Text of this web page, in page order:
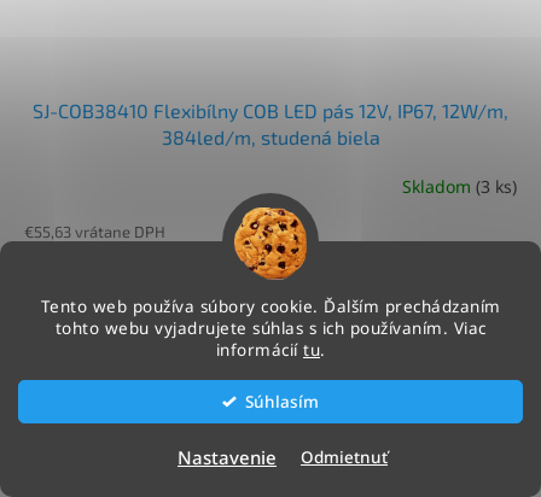
Tento web používa súbory cookie. Ďalším prechádzaním
tohto webu vyjadrujete súhlas s ich používaním. Viac
informácií tu.
Súhlasím
Nastavenie Odmietnuť
SJ-COB38410 Flexibílny COB LED pás 12V, IP67, 12W/m,
384led/m, studená biela
Skladom (3 ks)
€55,63 vrátane DPH
cena:
Flexibílny COB LED pás Cena za 5m
O
NAČÍTAŤ 24 ĎALŠÍCH
t
r